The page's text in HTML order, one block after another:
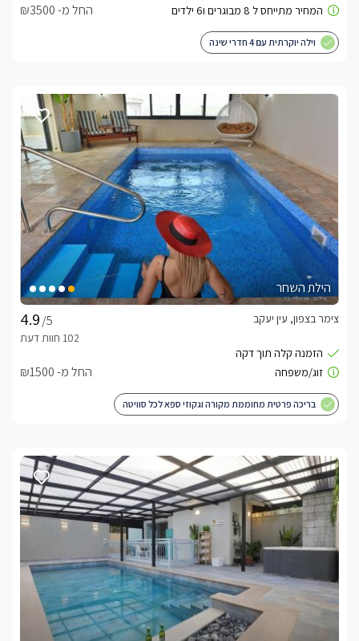
החל מ- ₪3500
וילה יוקרתית עם 4 חדרי שינה
הילת השחר
/5
צימר בצפון, עין יעקב
החל מ- ₪1500
בריכה פרטית מחוממת מקורה וגקוזי ספא לכל סוויטה